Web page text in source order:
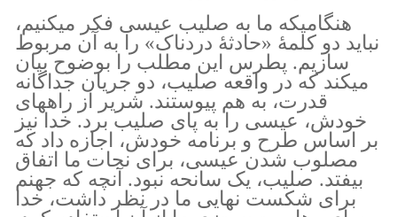
هنگامیکه ما به صلیب عیسی فکر میکنیم،
نباید دو کلمهٔ «حادثهٔ دردناک» را به آن مربوط
سازیم. پطرس این مطلب را بوضوح بیان
میکند که در واقعه صلیب، دو جریان جداگانه
قدرت، به هم پیوستند. شریر از راههای
خودش، عیسی را به پای صلیب برد. خدا نیز
بر اساس طرح و برنامه خودش، اجازه داد که
مصلوب شدن عیسی، برای نجات ما اتفاق
بیفتد. صلیب، یک سانحه نبود. آنچه که جهنم
برای شکست نهایی ما در نظر داشت، خدا